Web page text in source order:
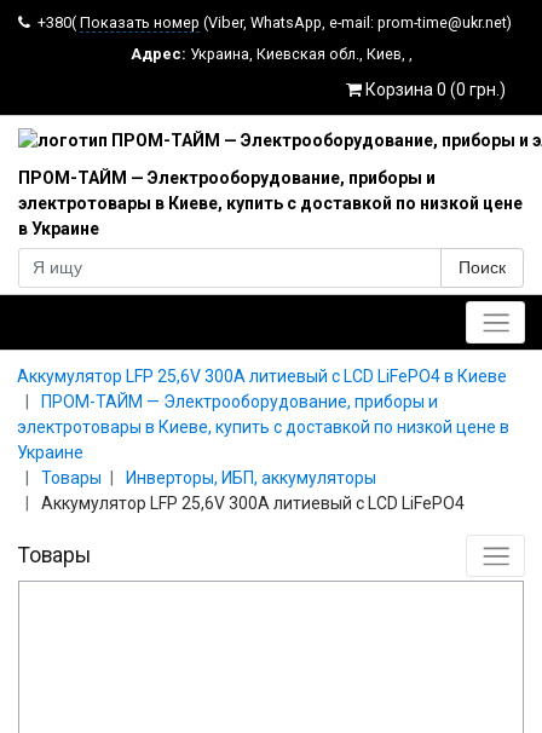
+380( Показать номер (Viber, WhatsApp, e-mail: prom-time@ukr.net)
Адрес: Украина, Киевская обл., Киев, ,
Корзина 0 (0 грн.)
ПРОМ-ТАЙМ — Электрооборудование, приборы и
электротовары в Киеве, купить с доставкой по низкой цене
в Украине
Поиск
Аккумулятор LFP 25,6V 300A литиевый с LCD LiFePO4 в Киеве
ПРОМ-ТАЙМ — Электрооборудование, приборы и
электротовары в Киеве, купить с доставкой по низкой цене в
Украине
Товары
Инверторы, ИБП, аккумуляторы
Аккумулятор LFP 25,6V 300A литиевый с LCD LiFePO4
Товары